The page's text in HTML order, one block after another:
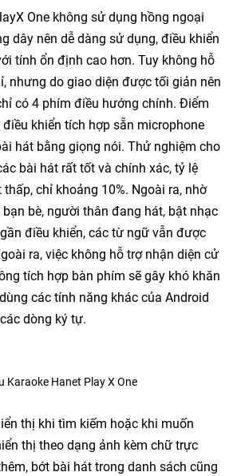
One không sử dụng hồng ngoại
dây nên dễ dàng sử dụng, điều khiển
tính ổn định cao hơn. Tuy không hỗ
nhưng do giao diện được tối giản nên
có 4 phím điều hướng chính. Điểm
khiển tích hợp sẵn microphone
hát bằng giọng nói. Thử nghiệm cho
bài hát rất tốt và chính xác, tỷ lệ
chỉ khoảng 10%. Ngoài ra, nhờ
bè, người thân đang hát, bật nhạc
điều khiển, các từ ngữ vẫn được
ra, việc không hỗ trợ nhận diện cử
tích hợp bàn phím sẽ gây khó khăn
các tính năng khác của Android
dòng ký tự.
thị khi tìm kiếm hoặc khi muốn
thị theo dạng ảnh kèm chữ trực
bớt bài hát trong danh sách cũng